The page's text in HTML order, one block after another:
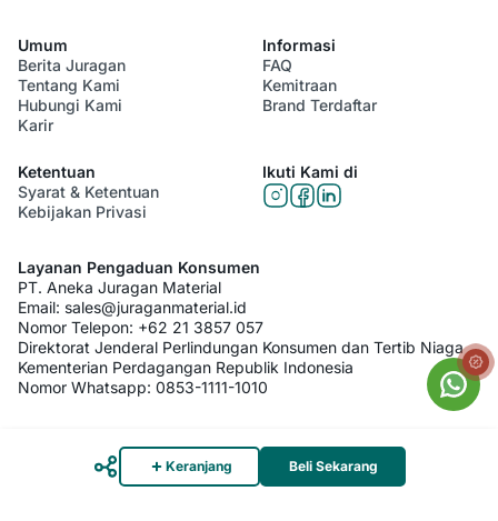
Umum
Berita Juragan
Tentang Kami
Hubungi Kami
Karir
Informasi
FAQ
Kemitraan
Brand Terdaftar
Ketentuan
Syarat & Ketentuan
Kebijakan Privasi
Ikuti Kami di
Layanan Pengaduan Konsumen
PT. Aneka Juragan Material
Email: sales@juraganmaterial.id
Nomor Telepon: +62 21 3857 057
Direktorat Jenderal Perlindungan Konsumen dan Tertib Niaga
Kementerian Perdagangan Republik Indonesia
Nomor Whatsapp: 0853-1111-1010
Keranjang Beli Sekarang